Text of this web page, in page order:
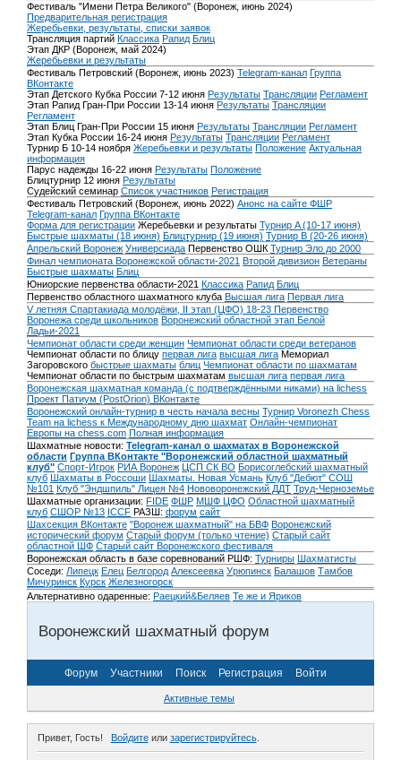
Фестиваль "Имени Петра Великого" (Воронеж, июнь 2024)
Предварительная регистрация
Жеребьевки, результаты, списки заявок
Трансляция партий Классика Рапид Блиц
Этап ДКР (Воронеж, май 2024)
Жеребьевки и результаты
Фестиваль Петровский (Воронеж, июнь 2023) Telegram-канал Группа
ВКонтакте
Этап Детского Кубка России 7-12 июня Результаты Трансляции Регламент
Этап Рапид Гран-При России 13-14 июня Результаты Трансляции
Регламент
Этап Блиц Гран-При России 15 июня Результаты Трансляции Регламент
Этап Кубка России 16-24 июня Результаты Трансляции Регламент
Турнир Б 10-14 ноября Жеребьевки и результаты Положение Актуальная
информация
Парус надежды 16-22 июня Результаты Положение
Блицтурнир 12 июня Результаты
Судейский семинар Список участников Регистрация
Фестиваль Петровский (Воронеж, июнь 2022) Анонс на сайте ФШР
Telegram-канал Группа ВКонтакте
Форма для регистрации Жеребьевки и результаты Турнир A (10-17 июня)
Быстрые шахматы (18 июня) Блицтурнир (19 июня) Турнир B (20-26 июня)
Апрельский Воронеж Универсиада Первенство ОШК Турнир Эло до 2000
Финал чемпионата Воронежской области-2021 Второй дивизион Ветераны
Быстрые шахматы Блиц
Юниорские первенства области-2021 Классика Рапид Блиц
Первенство областного шахматного клуба Высшая лига Первая лига
V летняя Спартакиада молодёжи, II этап (ЦФО) 18-23 Первенство
Воронежа среди школьников Воронежский областной этап Белой
Ладьи-2021
Чемпионат области среди женщин Чемпионат области среди ветеранов
Чемпионат области по блицу первая лига высшая лига Мемориал
Загоровского быстрые шахматы блиц Чемпионат области по шахматам
Чемпионат области по быстрым шахматам высшая лига первая лига
Воронежская шахматная команда (с подтверждёнными никами) на lichess
Проект Патиум (PostOrion) ВКонтакте
Воронежский онлайн-турнир в честь начала весны Турнир Voronezh Chess
Team на lichess к Международному дню шахмат Онлайн-чемпионат
Европы на chess.com Полная информация
Шахматные новости: Telegram-канал о шахматах в Воронежской
области Группа ВКонтакте "Воронежский областной шахматный
клуб" Спорт-Игрок РИА Воронеж ЦСП СК ВО Борисоглебский шахматный
клуб Шахматы в Россоши Шахматы. Новая Усмань Клуб "Дебют" СОШ
№101 Клуб "Эндшпиль" Лицея №4 Нововоронежский ДДТ Труд-Черноземье
Шахматные организации: FIDE ФШР МШФ ЦФО Областной шахматный
клуб СШОР №13 ICCF РАЗШ: форум сайт
Шахсекция ВКонтакте "Воронеж шахматный" на БВФ Воронежский
исторический форум Cтарый форум (только чтение) Старый сайт
областной ШФ Старый сайт Воронежского фестиваля
Воронежская область в базе соревнований РШФ: Турниры Шахматисты
Соседи: Липецк Елец Белгород Алексеевка Урюпинск Балашов Тамбов
Мичуринск Курск Железногорск
Альтернативно одаренные: Раецкий&Беляев Те же и Яриков
Воронежский шахматный форум
Форум Участники Поиск Регистрация Войти
Активные темы
Привет, Гость! Войдитеили зарегистрируйтесь.